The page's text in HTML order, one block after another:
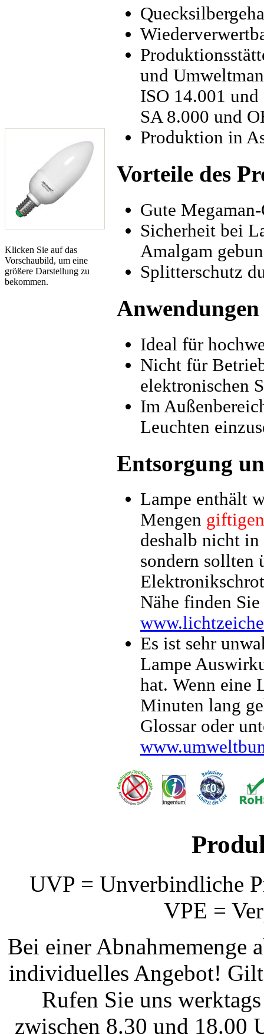
Klicken Sie auf das
Vorschaubild, um eine
größere Darstellung zu
bekommen.
und
ISO 14.001
SA 8.000 und
Produktion in
Vorteile des
Gute
Sicherheit bei
Amalgam
Splitterschutz
Anwendungen
Ideal für
Nicht für
elektronischen
Im
Leuchten
Entsorgung
Lampe enthält
Mengen
deshalb nicht
sondern sollten
Nähe finden
Es ist sehr
Lampe
hat. Wenn eine
Minuten lang
Glossar oder
UVP = Unverbindliche
VPE =
Bei einer Abnahmemenge
individuelles Angebot!
Rufen Sie uns
zwischen 8.30 und 18.00